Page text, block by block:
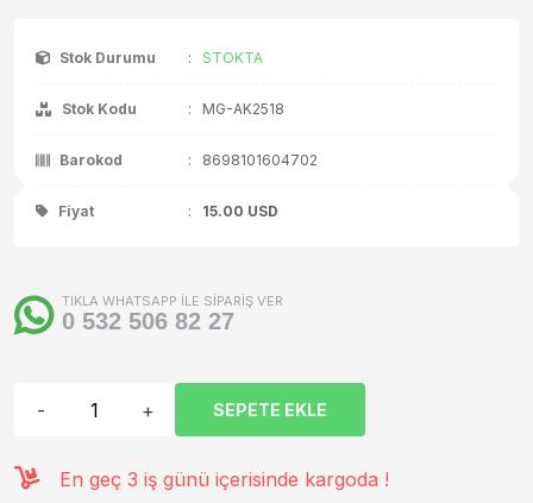
Stok Durumu : STOKTA
Stok Kodu : MG-AK2518
Barokod : 8698101604702
Fiyat : 15.00 USD
TIKLA WHATSAPP İLE SİPARİŞ VER
0 532 506 82 27
- + SEPETE EKLE
En geç 3 iş günü içerisinde kargoda !